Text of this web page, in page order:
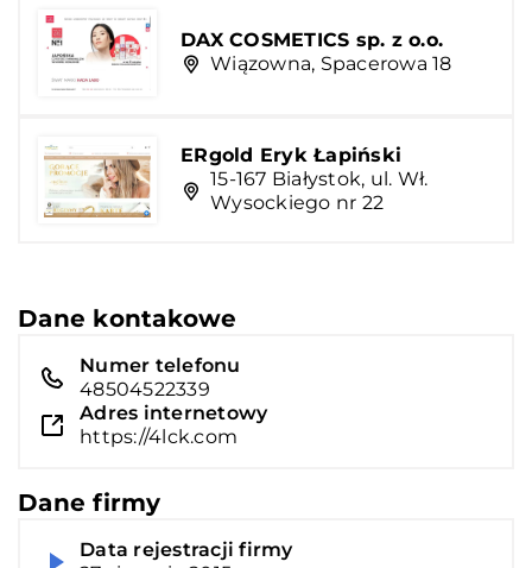
DAX COSMETICS sp. z o.o.
Wiązowna, Spacerowa 18
ERgold Eryk Łapiński
15-167 Białystok, ul. Wł.
Wysockiego nr 22
Dane kontakowe
Numer telefonu
48504522339
Adres internetowy
https://4lck.com
Dane firmy
Data rejestracji firmy